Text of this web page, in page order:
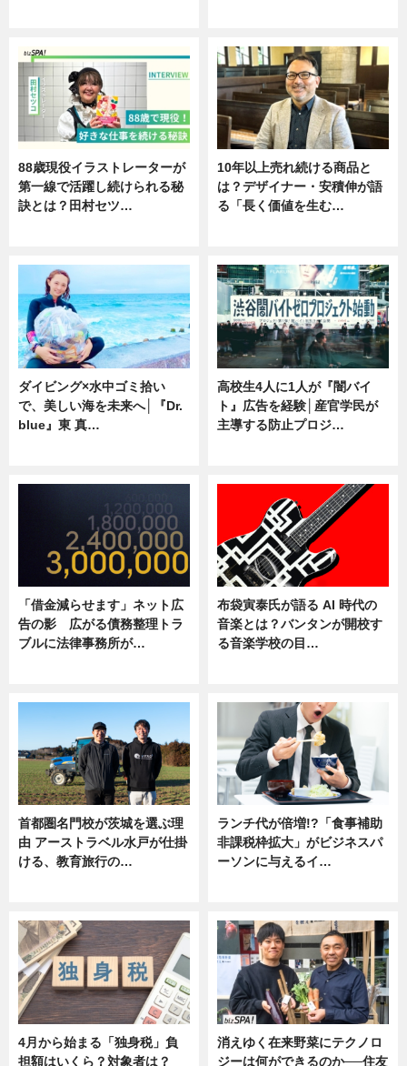
88歳現役イラストレーターが
第一線で活躍し続けられる秘
訣とは？田村セツ…
10年以上売れ続ける商品と
は？デザイナー・安積伸が語
る「長く価値を生む…
ダイビング×水中ゴミ拾い
で、美しい海を未来へ│『Dr.
blue』東 真…
高校生4人に1人が『闇バイ
ト』広告を経験│産官学民が
主導する防止プロジ…
「借金減らせます」ネット広
告の影 広がる債務整理トラ
ブルに法律事務所が…
布袋寅泰氏が語る AI 時代の
音楽とは？バンタンが開校す
る音楽学校の目…
首都圏名門校が茨城を選ぶ理
由 アーストラベル水戸が仕掛
ける、教育旅行の…
ランチ代が倍増!?「食事補助
非課税枠拡大」がビジネスパ
ーソンに与えるイ…
4月から始まる「独身税」負
担額はいくら？対象者は？
消えゆく在来野菜にテクノロ
ジーは何ができるのか──住友